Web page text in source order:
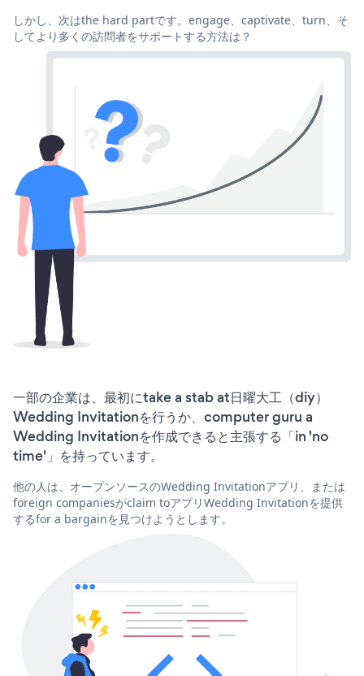
しかし、次はthe hard partです。engage、captivate、turn、そ
してより多くの訪問者をサポートする方法は？
一部の企業は、最初にtake a stab at日曜大工（diy）
Wedding Invitationを行うか、computer guru a
Wedding Invitationを作成できると主張する「in 'no
time'」を持っています。
他の人は、オープンソースのWedding Invitationアプリ、または
foreign companiesがclaim toアプリWedding Invitationを提供
するfor a bargainを見つけようとします。